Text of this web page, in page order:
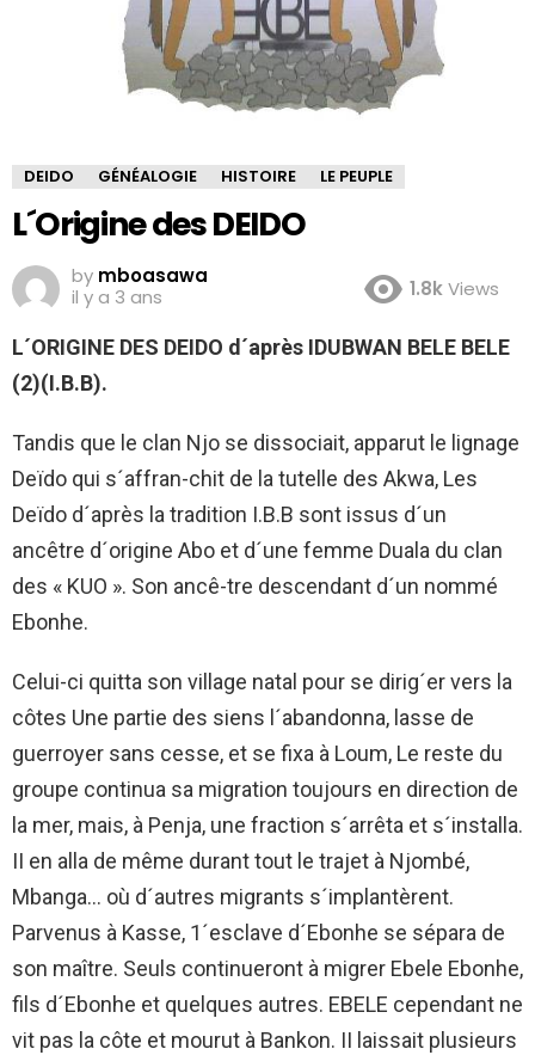
DEIDO GÉNÉALOGIE HISTOIRE LE PEUPLE
L´Origine des DEIDO
by mboasawa
il y a 3 ans
1.8kViews
L´ORIGINE DES DEIDO d´après IDUBWAN BELE BELE
(2)(I.B.B).
Tandis que le clan Njo se dissociait, apparut le lignage
Deïdo qui s´affran-chit de la tutelle des Akwa, Les
Deïdo d´après la tradition I.B.B sont issus d´un
ancêtre d´origine Abo et d´une femme Duala du clan
des « KUO ». Son ancê-tre descendant d´un nommé
Ebonhe.
Celui-ci quitta son village natal pour se dirig´er vers la
côtes Une partie des siens l´abandonna, lasse de
guerroyer sans cesse, et se fixa à Loum, Le reste du
groupe continua sa migration toujours en direction de
la mer, mais, à Penja, une fraction s´arrêta et s´installa.
II en alla de même durant tout le trajet à Njombé,
Mbanga… où d´autres migrants s´implantèrent.
Parvenus à Kasse, 1´esclave d´Ebonhe se sépara de
son maître. Seuls continueront à migrer Ebele Ebonhe,
fils d´Ebonhe et quelques autres. EBELE cependant ne
vit pas la côte et mourut à Bankon. II laissait plusieurs